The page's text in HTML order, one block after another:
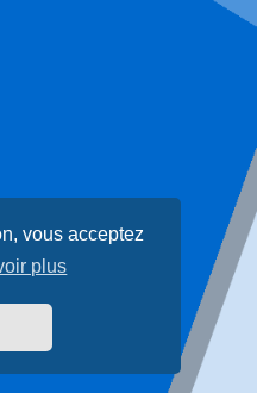
vous acceptez
plus